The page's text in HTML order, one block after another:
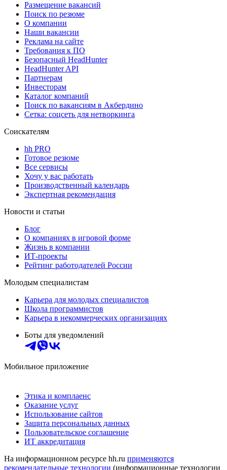
Размещение вакансий
Поиск по резюме
О компании
Наши вакансии
Реклама на сайте
Требования к ПО
Безопасный HeadHunter
HeadHunter API
Партнерам
Инвесторам
Каталог компаний
Поиск по вакансиям в Акбердино
Сетка: соцсеть для нетворкинга
Соискателям
hh PRO
Готовое резюме
Все сервисы
Хочу у вас работать
Производственный календарь
Экспертная рекомендация
Новости и статьи
Блог
О компаниях в игровой форме
Жизнь в компании
ИТ-проекты
Рейтинг работодателей России
Молодым специалистам
Карьера для молодых специалистов
Школа программистов
Карьера в некоммерческих организациях
Боты для уведомлений
Мобильное приложение
Этика и комплаенс
Оказание услуг
Использование сайтов
Защита персональных данных
Пользовательское соглашение
ИТ аккредитация
На информационном ресурсе hh.ru применяются
рекомендательные технологии (информационные технологии